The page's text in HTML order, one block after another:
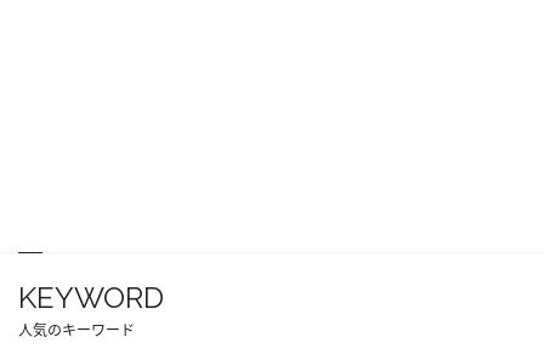
KEYWORD
人気のキーワード